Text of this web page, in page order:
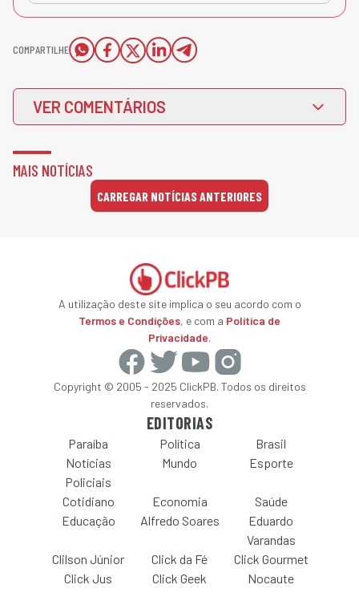
COMPARTILHE
VER COMENTÁRIOS
MAIS NOTÍCIAS
CARREGAR NOTÍCIAS ANTERIORES
A utilização deste site implica o seu acordo com o
Termos e Condições, e com a Política de
Privacidade.
Copyright © 2005 - 2025 ClickPB. Todos os direitos
reservados.
EDITORIAS
Paraíba Política
Brasil
Notícias
Policiais
Mundo Esporte
Cotidiano Economia
Saúde
Educação
Alfredo Soares
Eduardo
Varandas
Clilson Júnior
Click da Fé
Click Gourmet
Click Jus
Click Geek Nocaute